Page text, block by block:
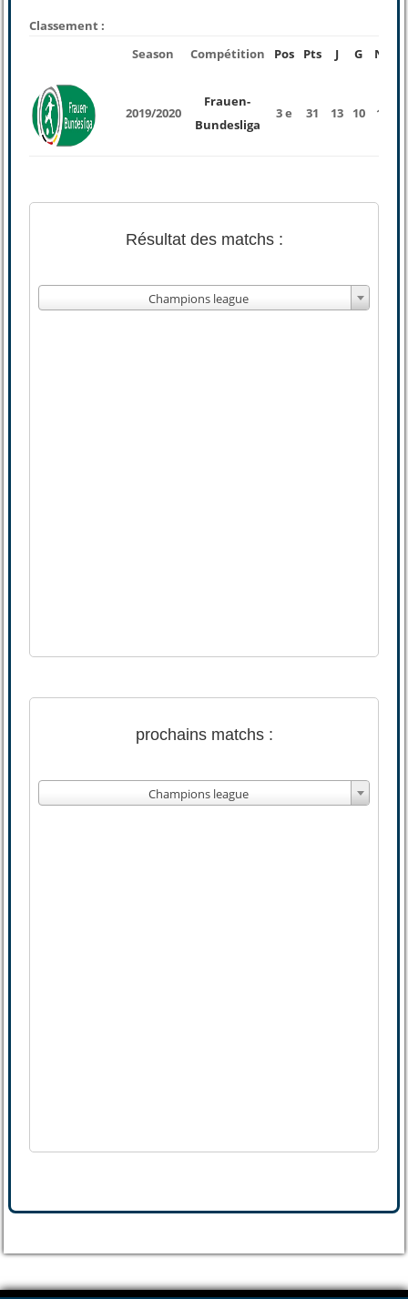
Classement :
Season
Compétition Pos Pts J G N
2019/2020
Frauen-
Bundesliga
3 e 31 13 10 1
Résultat des matchs :
Champions league
prochains matchs :
Champions league